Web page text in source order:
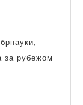
—
за рубежом